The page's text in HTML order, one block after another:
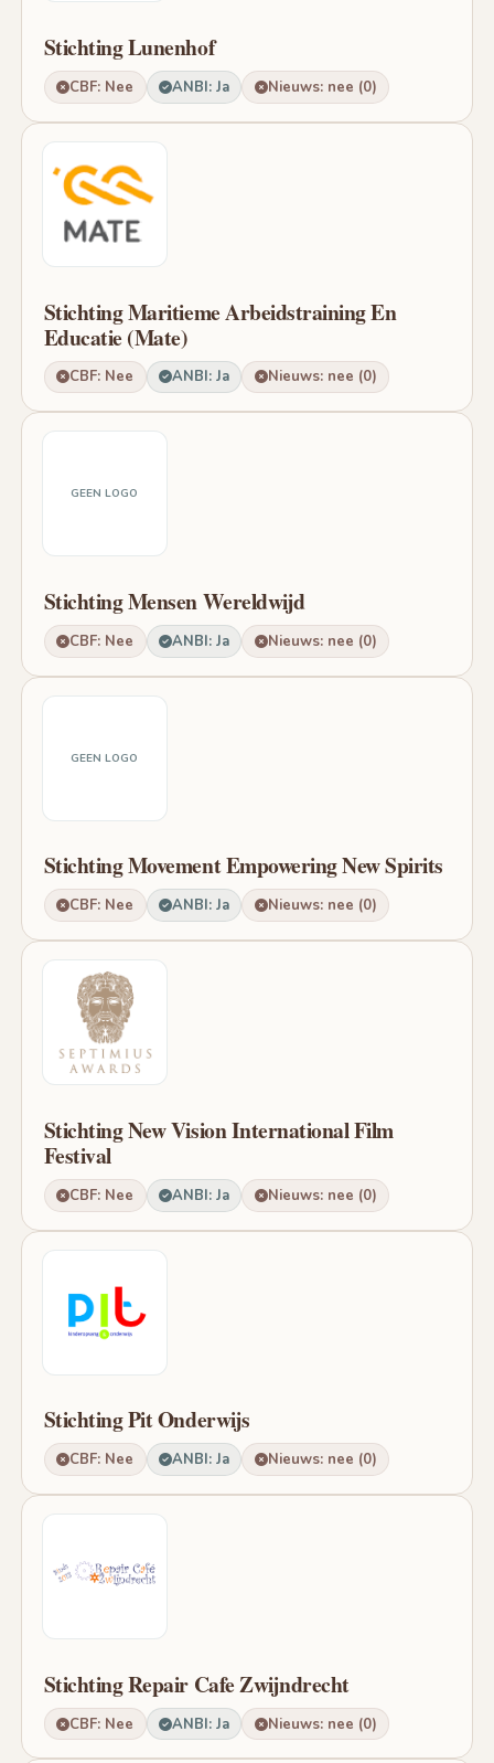
Stichting Lunenhof
CBF: Nee ANBI: Ja Nieuws: nee (0)
Stichting Maritieme Arbeidstraining En
Educatie (Mate)
CBF: Nee ANBI: Ja Nieuws: nee (0)
GEEN LOGO
Stichting Mensen Wereldwijd
CBF: Nee ANBI: Ja Nieuws: nee (0)
GEEN LOGO
Stichting Movement Empowering New Spirits
CBF: Nee ANBI: Ja Nieuws: nee (0)
Stichting New Vision International Film
Festival
CBF: Nee ANBI: Ja Nieuws: nee (0)
Stichting Pit Onderwijs
CBF: Nee ANBI: Ja Nieuws: nee (0)
Stichting Repair Cafe Zwijndrecht
CBF: Nee ANBI: Ja Nieuws: nee (0)